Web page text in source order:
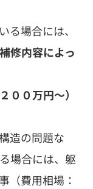
る場合には、
修内容によっ
００万円～）
造の問題な
場合には、躯
（費用相場：